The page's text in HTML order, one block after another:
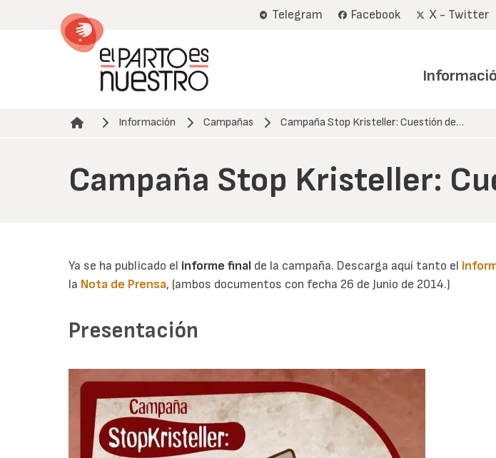
Telegram Facebook X - Twitter
Ruta de navegación
Información Campañas Campaña Stop Kristeller: Cuestión de…
Campaña Stop Kristeller:
Ya se ha publicado el informe final de la campaña. Descarga aquí tanto el
la Nota de Prensa, (ambos documentos con fecha 26 de Junio de 2014.)
Presentación